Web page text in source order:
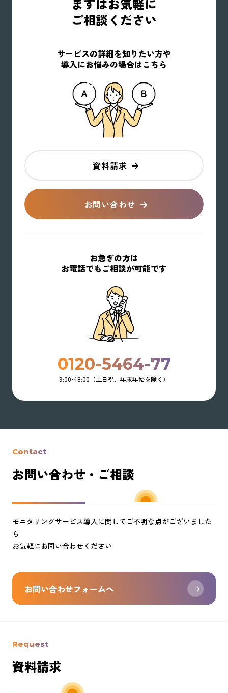
ご相談ください
サービスの詳細を知りたい方や
導入にお悩みの場合はこちら
資料請求
お問い合わせ
お急ぎの方は
お電話でもご相談が可能です
0120-5464-77
9:00~18:00（土日祝、年末年始を除く）
Contact
お問い合わせ・ご相談
モニタリングサービス導入に関してご不明な点がございました
ら
お気軽にお問い合わせください
お問い合わせフォームへ
Request
資料請求